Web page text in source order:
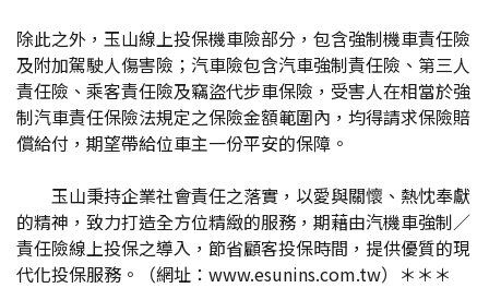
除此之外，玉山線上投保機車險部分，包含強制機車責任險
及附加駕駛人傷害險；汽車險包含汽車強制責任險、第三人
責任險、乘客責任險及竊盜代步車保險，受害人在相當於強
制汽車責任保險法規定之保險金額範圍內，均得請求保險賠
償給付，期望帶給位車主一份平安的保障。
玉山秉持企業社會責任之落實，以愛與關懷、熱忱奉獻
的精神，致力打造全方位精緻的服務，期藉由汽機車強制／
責任險線上投保之導入，節省顧客投保時間，提供優質的現
代化投保服務。（網址：www.esunins.com.tw）＊＊＊